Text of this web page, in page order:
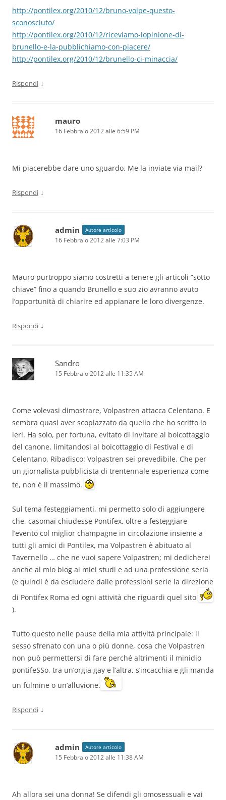
http://pontilex.org/2010/12/bruno-volpe-questo-
sconosciuto/
http://pontilex.org/2010/12/riceviamo-lopinione-di-
brunello-e-la-pubblichiamo-con-piacere/
http://pontilex.org/2010/12/brunello-ci-minaccia/
Rispondi ↓
mauro
16 Febbraio 2012 alle 6:59 PM
Mi piacerebbe dare uno sguardo. Me la inviate via mail?
Rispondi ↓
admin Autore articolo
16 Febbraio 2012 alle 7:03 PM
Mauro purtroppo siamo costretti a tenere gli articoli “sotto
chiave” fino a quando Brunello e suo zio avranno avuto
l’opportunità di chiarire ed appianare le loro divergenze.
Rispondi ↓
Sandro
15 Febbraio 2012 alle 11:35 AM
Come volevasi dimostrare, Volpastren attacca Celentano. E
sembra quasi aver scopiazzato da quello che ho scritto io
ieri. Ha solo, per fortuna, evitato di invitare al boicottaggio
del canone, limitandosi al boicottaggio di Festival e di
Celentano. Ribadisco: Volpastren sei prevedibile. Che per
un giornalista pubblicista di trentennale esperienza come
te, non è il massimo.
Sul tema festeggiamenti, mi permetto solo di aggiungere
che, casomai chiudesse Pontifex, oltre a festeggiare
l’evento col miglior champagne in circolazione insieme a
tutti gli amici di Pontilex, ma Volpastren è abituato al
Tavernello … che ne vuoi sapere Volpastren; mi dedicherei
anche al mio blog ai miei studi e ad una professione seria
(e quindi è da escludere dalle professioni serie la direzione
di Pontifex Roma ed ogni attività che riguardi quel sito
).
Tutto questo nelle pause della mia attività principale: il
sesso sfrenato con una o più donne, cosa che Volpastren
non può permettersi di fare perché altrimenti il minidio
pontifeSSo, tra un’orgia gay e l’altra, s’incacchia e gli manda
un fulmine o un’alluvione.
Rispondi ↓
admin Autore articolo
15 Febbraio 2012 alle 11:38 AM
Ah allora sei una donna! Se difendi gli omosessuali e vai